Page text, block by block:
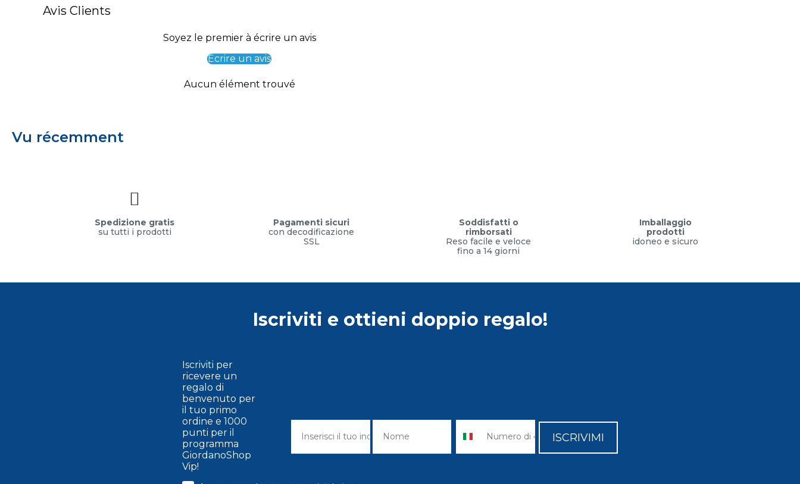
Avis Clients
Soyez le premier à écrire un avis
Écrire un avis
Aucun élément trouvé
Vu récemment
Spedizione gratis
su tutti i prodotti
Pagamenti sicuri
con decodificazione
SSL
Soddisfatti o
rimborsati
Reso facile e veloce
fino a 14 giorni
Imballaggio
prodotti
idoneo e sicuro
Iscriviti e ottieni doppio regalo!
Iscriviti per
ricevere un
regalo di
benvenuto per
il tuo primo
ordine e 1000
punti per il
programma
GiordanoShop
Vip!
ISCRIVIMI